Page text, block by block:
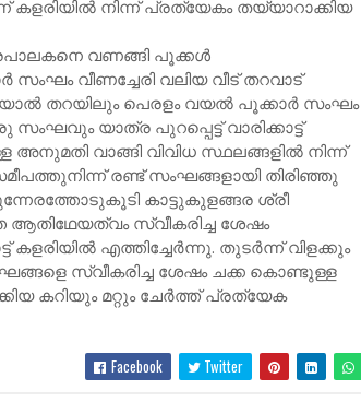
കളരിയിൽ നിന്ന് പ്രത്യേകം തയ്യാറാക്കിയ
വണങ്ങി പൂക്കൾ
സംഘം വീണച്ചേരി വലിയ വീട് തറവാട്
തറയിലും പെരളം വയൽ പൂക്കാർ സംഘം
സംഘവും യാത്ര പുറപ്പെട്ട് വാരിക്കാട്ട്
വാങ്ങി വിവിധ സ്ഥലങ്ങളിൽ നിന്ന്
രണ്ട് സംഘങ്ങളായി തിരിഞ്ഞു
കാട്ടുകുളങ്ങര ശ്രീ
ആതിഥേയത്വം സ്വീകരിച്ച ശേഷം
എത്തിച്ചേർന്നു. തുടർന്ന് വിളക്കും
സ്വീകരിച്ച ശേഷം ചക്ക കൊണ്ടുള്ള
കറിയും മറ്റും ചേർത്ത് പ്രത്യേക
Facebook Twitter